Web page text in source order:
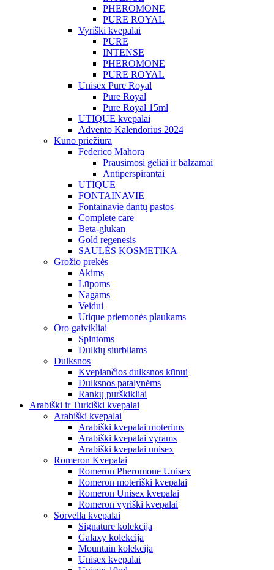
PHEROMONE
PURE ROYAL
Vyriški kvepalai
PURE
INTENSE
PHEROMONE
PURE ROYAL
Unisex Pure Royal
Pure Royal
Pure Royal 15ml
UTIQUE kvepalai
Advento Kalendorius 2024
Kūno priežiūra
Federico Mahora
Prausimosi geliai ir balzamai
Antiperspirantai
UTIQUE
FONTAINAVIE
Fontainavie dantų pastos
Complete care
Beta-glukan
Gold regenesis
SAULĖS KOSMETIKA
Grožio prekės
Akims
Lūpoms
Nagams
Veidui
Utique priemonės plaukams
Oro gaivikliai
Spintoms
Dulkių siurbliams
Dulksnos
Kvepiančios dulksnos kūnui
Dulksnos patalynėms
Rankų purškikliai
Arabiški ir Turkiški kvepalai
Arabiški kvepalai
Arabiški kvepalai moterims
Arabiški kvepalai vyrams
Arabiški kvepalai unisex
Romeron Kvepalai
Romeron Pheromone Unisex
Romeron moteriški kvepalai
Romeron Unisex kvepalai
Romeron vyriški kvepalai
Sorvella kvepalai
Signature kolekcija
Galaxy kolekcija
Mountain kolekcija
Unisex kvepalai